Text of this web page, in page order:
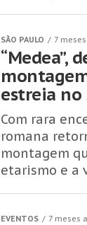
SÃO PAULO 7
“Medea”,
estreia no
Com rara
romana
montagem
etarismo e a
EVENTOS 7 meses